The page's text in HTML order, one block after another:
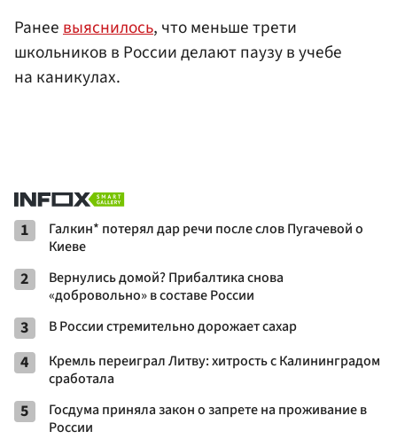
Ранеевыяснилось, что меньше трети
школьников в России делают паузу в учебе
на каникулах.
1
Галкин* потерял дар речи после слов Пугачевой о
Киеве
2
Вернулись домой? Прибалтика снова
«добровольно» в составе России
3 В России стремительно дорожает сахар
4
Кремль переиграл Литву: хитрость с Калининградом
сработала
5
Госдума приняла закон о запрете на проживание в
России